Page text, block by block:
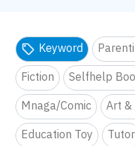
Keyword
Fiction
Selfhelp
Mnaga/Comic
Art
Education Toy
Tutor